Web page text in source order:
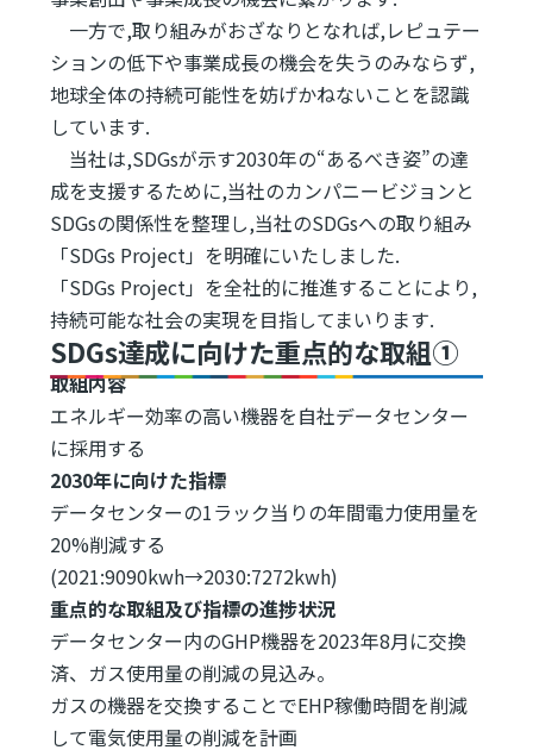
一方で,取り組みがおざなりとなれば,レピュテー
ションの低下や事業成長の機会を失うのみならず,
地球全体の持続可能性を妨げかねないことを認識
しています.
当社は,SDGsが示す2030年の“あるべき姿”の達
成を支援するために,当社のカンパニービジョンと
SDGsの関係性を整理し,当社のSDGsへの取り組み
「SDGs Project」を明確にいたしました.
「SDGs Project」を全社的に推進することにより,
持続可能な社会の実現を目指してまいります.
SDGs達成に向けた重点的な取組①
取組内容
エネルギー効率の高い機器を自社データセンター
に採用する
2030年に向けた指標
データセンターの1ラック当りの年間電力使用量を
20%削減する
(2021:9090kwh→2030:7272kwh)
重点的な取組及び指標の進捗状況
データセンター内のGHP機器を2023年8月に交換
済、ガス使用量の削減の見込み。
ガスの機器を交換することでEHP稼働時間を削減
して電気使用量の削減を計画